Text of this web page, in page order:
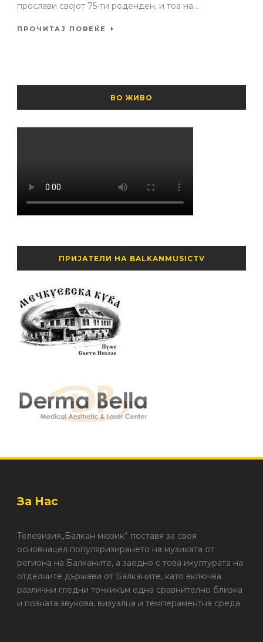
прослави својот 75-ти роденден, и тоа на...
ПРОЧИТАЈ ПОВЕЌЕ
ВО ЖИВО
ПРИЈАТЕЛИ НА BALKANMUSICTV
За Нас
Телевизия„Балкан мюзик” поставя за своя
основнацел популяризирането на музиката от
региона на Балканите, а заедно с това икултурата на
отделните държави от Балканите, като включва
различни гледни точкикъм една сравнително близка
и позната звукова, визуална и темпераментна среда